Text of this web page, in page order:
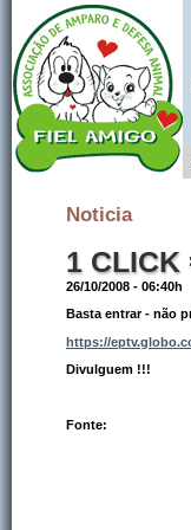
Noticia
1 CLICK
26/10/2008 - 06:40h
Basta entrar - não
https://
Divulguem !!!
Fonte: